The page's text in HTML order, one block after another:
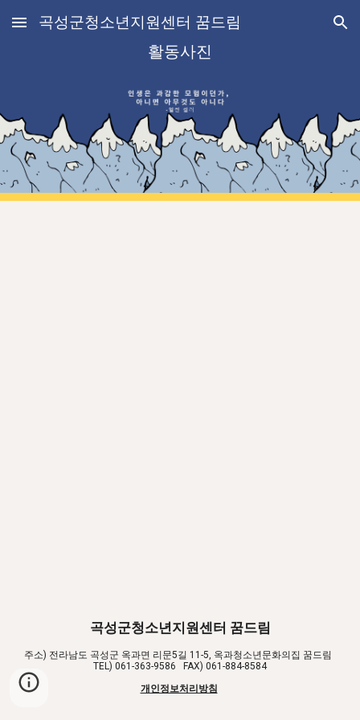
Skip to main content Skip to navigation
곡성군청소년지원센터 꿈드림
활동사진
곡성군청소년지원센터 꿈드림
주소) 전라남도 곡성군 옥과면 리문5길 11-5, 옥과청소년문화의집 꿈드림
TEL) 061-363-9586   FAX) 061-884-8584
개인정보처리방침